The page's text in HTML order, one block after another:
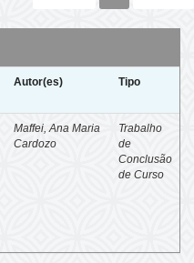
Autor(es) Tipo
Maffei, Ana Maria
Cardozo
Trabalho
de
Conclusão
de Curso